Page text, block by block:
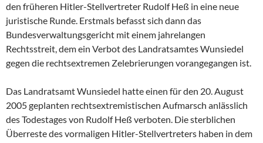
den früheren Hitler-Stellvertreter Rudolf Heß in eine neue
juristische Runde. Erstmals befasst sich dann das
Bundesverwaltungsgericht mit einem jahrelangen
Rechtsstreit, dem ein Verbot des Landratsamtes Wunsiedel
gegen die rechtsextremen Zelebrierungen vorangegangen ist.
Das Landratsamt Wunsiedel hatte einen für den 20. August
2005 geplanten rechtsextremistischen Aufmarsch anlässlich
des Todestages von Rudolf Heß verboten. Die sterblichen
Überreste des vormaligen Hitler-Stellvertreters haben in dem